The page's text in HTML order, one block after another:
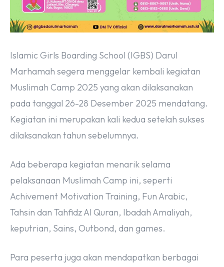
Islamic Girls Boarding School (IGBS) Darul
Marhamah segera menggelar kembali kegiatan
Muslimah Camp 2025 yang akan dilaksanakan
pada tanggal 26-28 Desember 2025 mendatang.
Kegiatan ini merupakan kali kedua setelah sukses
dilaksanakan tahun sebelumnya.
Ada beberapa kegiatan menarik selama
pelaksanaan Muslimah Camp ini, seperti
Achivement Motivation Training, Fun Arabic,
Tahsin dan Tahfidz Al Quran, Ibadah Amaliyah,
keputrian, Sains, Outbond, dan games.
Para peserta juga akan mendapatkan berbagai